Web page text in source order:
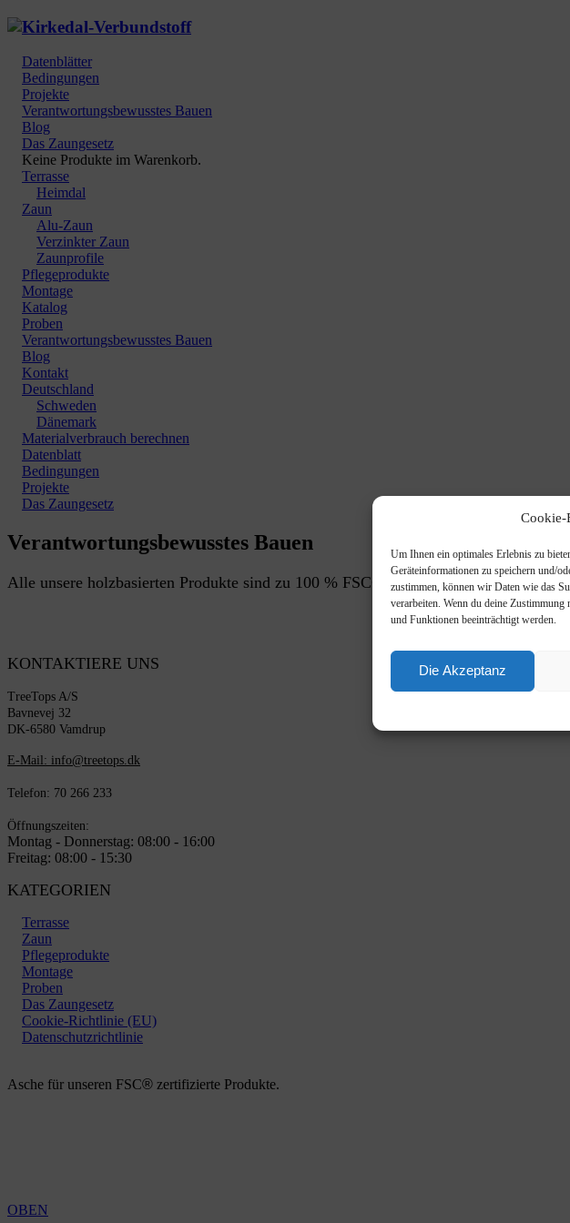
Cookie-
Um Ihnen ein optimales Erlebnis zu
Geräteinformationen zu speichern und/
zustimmen, können wir Daten wie das
verarbeiten. Wenn du deine
und Funktionen beeinträchtigt werden.
Die Akzeptanz
Datenblätter
Bedingungen
Projekte
Verantwortungsbewusstes Bauen
Blog
Das Zaungesetz
Keine Produkte im Warenkorb.
Terrasse
Heimdal
Zaun
Alu-Zaun
Verzinkter Zaun
Zaunprofile
Pflegeprodukte
Montage
Katalog
Proben
Verantwortungsbewusstes Bauen
Blog
Kontakt
Deutschland
Schweden
Dänemark
Materialverbrauch berechnen
Datenblatt
Bedingungen
Projekte
Das Zaungesetz
Verantwortungsbewusstes Bauen
Alle unsere holzbasierten Produkte sind zu 100 % FSC®-zertifiziert.
KONTAKTIERE UNS
TreeTops A/S
Bavnevej 32
DK-6580 Vamdrup
E-Mail: info@treetops.dk
Telefon: 70 266 233
Öffnungszeiten:
Montag - Donnerstag: 08:00 - 16:00
Freitag: 08:00 - 15:30
KATEGORIEN
Terrasse
Zaun
Pflegeprodukte
Montage
Proben
Das Zaungesetz
Cookie-Richtlinie (EU)
Datenschutzrichtlinie
Asche für unseren FSC® zertifizierte Produkte.
OBEN